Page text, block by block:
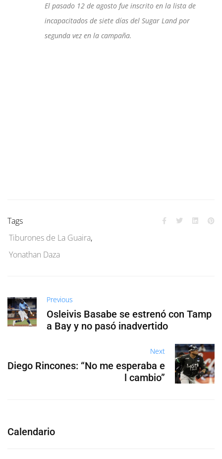
El pasado 12 de agosto fue inscrito en la lista de
incapacitados de siete días del Sugar Land por
segunda vez en la campaña.
Tags
Tiburones de La Guaira,
Yonathan Daza
Previous
Osleivis Basabe se estrenó con Tamp
a Bay y no pasó inadvertido
Next
Diego Rincones: “No me esperaba e
l cambio”
Calendario